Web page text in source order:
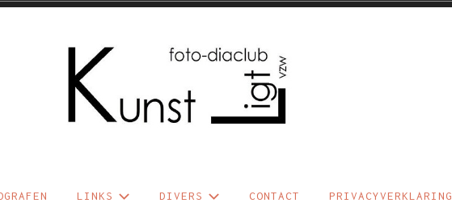
Kunst Ligt vzw
LINKS DIVERS CONTACT PRIVACYVERKLARING